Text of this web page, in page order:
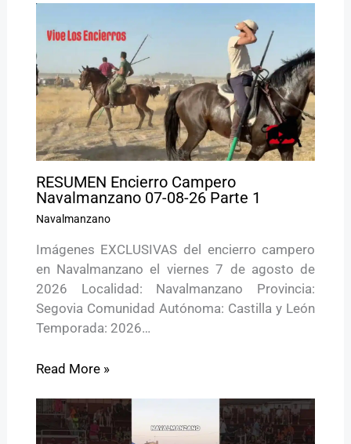
RESUMEN Encierro Campero
Navalmanzano 07-08-26 Parte 1
Navalmanzano
Imágenes EXCLUSIVAS del encierro campero
en Navalmanzano el viernes 7 de agosto de
2026 Localidad: Navalmanzano Provincia:
Segovia Comunidad Autónoma: Castilla y León
Temporada: 2026…
Read More »